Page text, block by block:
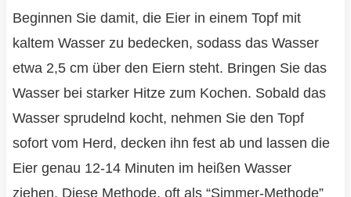
Beginnen Sie damit, die Eier in einem Topf mit
kaltem Wasser zu bedecken, sodass das Wasser
etwa 2,5 cm über den Eiern steht. Bringen Sie das
Wasser bei starker Hitze zum Kochen. Sobald das
Wasser sprudelnd kocht, nehmen Sie den Topf
sofort vom Herd, decken ihn fest ab und lassen die
Eier genau 12-14 Minuten im heißen Wasser
ziehen. Diese Methode, oft als “Simmer-Methode”